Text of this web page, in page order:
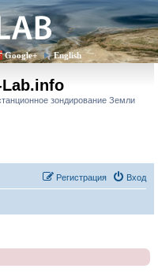
Google+ English
зондирование Земли
Вход
Регистрация